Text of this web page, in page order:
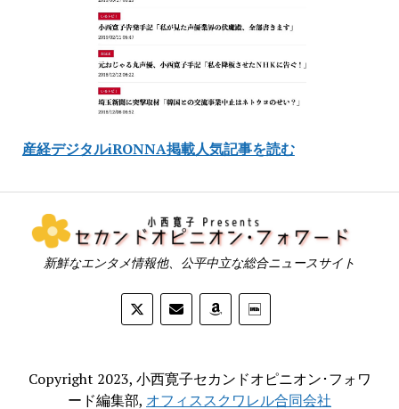
産経デジタルiRONNA掲載人気記事を読む
新鮮なエンタメ情報他、公平中立な総合ニュースサイト
Copyright 2023, 小西寛子セカンドオピニオン･フォワ
ード編集部, オフィススクワレル合同会社